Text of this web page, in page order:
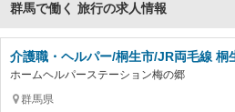
群馬で働く 旅行の求人情報
介護職・ヘルパー/桐生市/JR両毛線 桐
ホームヘルパーステーション梅の郷
群馬県